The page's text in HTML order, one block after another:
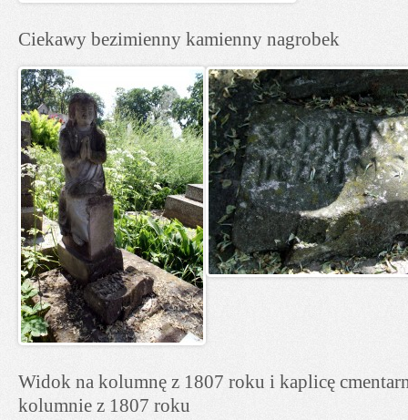
Ciekawy bezimienny kamienny nagrobek
Widok na kolumnę z 1807 roku i kaplicę
kolumnie z 1807 roku